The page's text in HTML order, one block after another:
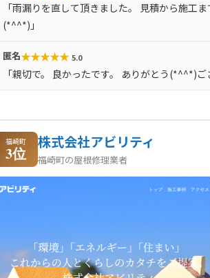
「雨漏りを直して頂きました。 見積から施工
(*^^*)」
匿名★★★★★ 5.0
「親切で。 良かったです。 ありがとう(*^^*)ご
福崎町
3位
株式会社アビリティ
福崎町の屋根修理業者